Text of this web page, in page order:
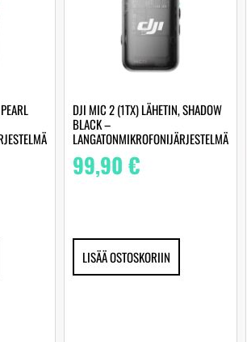
DJI MIC 2 (1TX) LÄHETIN, SHADOW
BLACK –
LANGATONMIKROFONIJÄRJESTELMÄ
99,90€
LISÄÄ OSTOSKORIIN